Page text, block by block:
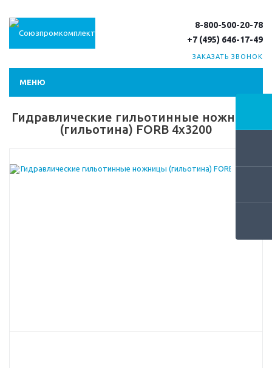
8-800-500-20-78
+7 (495) 646-17-49
ЗАКАЗАТЬ ЗВОНОК
МЕНЮ
Гидравлические гильотинные ножницы
(гильотина) FORB 4х3200